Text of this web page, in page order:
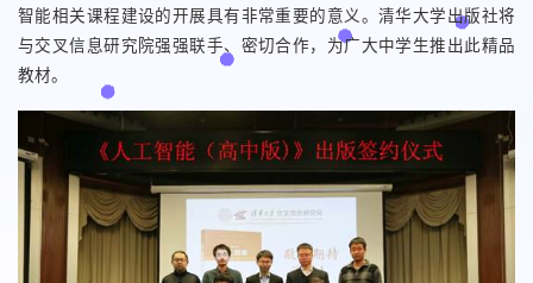
智能相关课程建设的开展具有非常重要的意义。清华大学出版社将
与交叉信息研究院强强联手、密切合作，为广大中学生推出此精品
教材。